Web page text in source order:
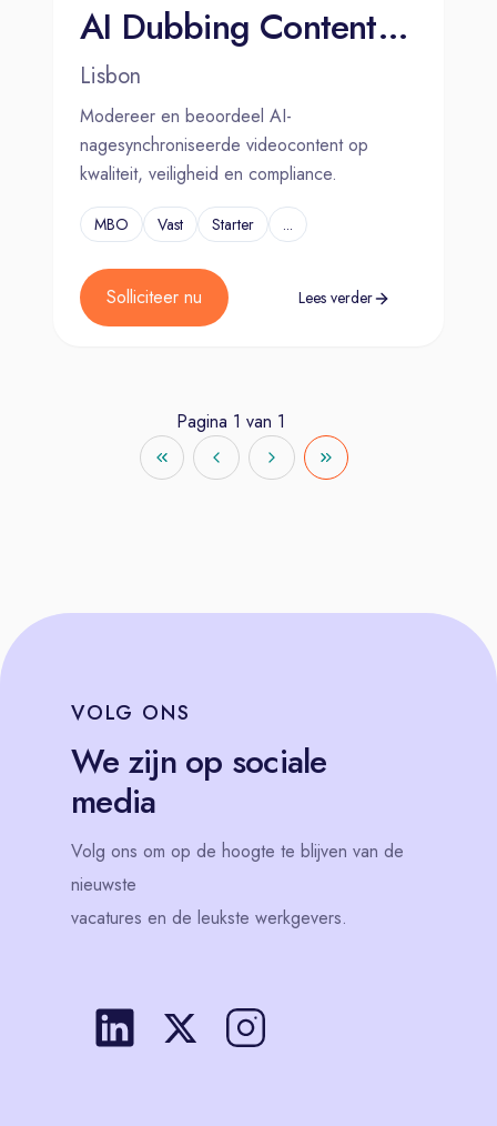
AI Dubbing Content Moderator (Dutch-Speaker) 2000€ Bonus
Lisbon
Modereer en beoordeel AI-
nagesynchroniseerde videocontent op
kwaliteit, veiligheid en compliance.
MBO Vast Starter ...
Solliciteer nu Lees verder
Pagina 1 van 1
VOLG ONS
We zijn op sociale
media
Volg ons om op de hoogte te blijven van de
nieuwste
vacatures en de leukste werkgevers.